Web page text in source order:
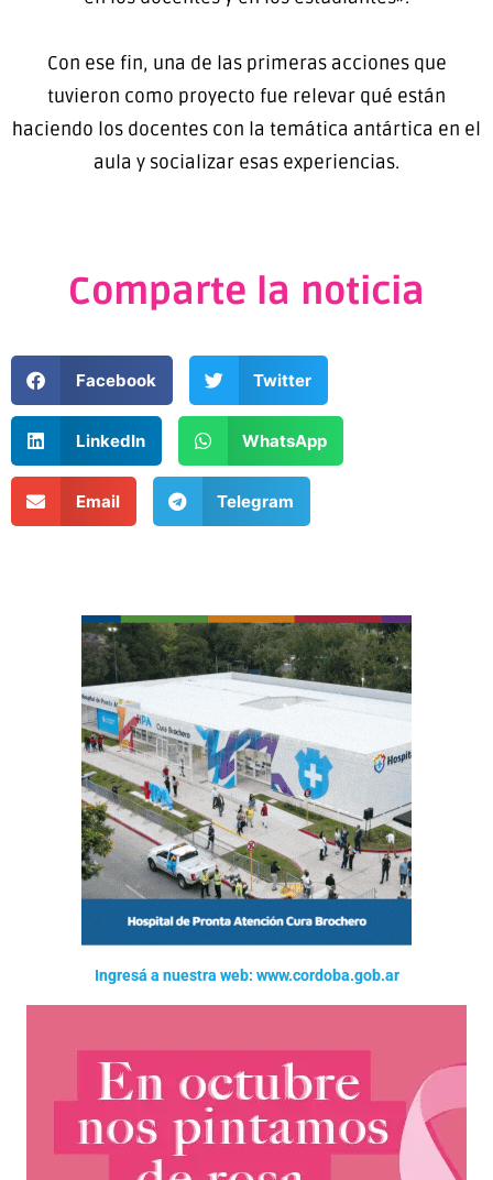
Con ese fin, una de las primeras acciones que
tuvieron como proyecto fue relevar qué están
haciendo los docentes con la temática antártica en el
aula y socializar esas experiencias.
Comparte la noticia
Facebook Twitter
LinkedIn WhatsApp
Email Telegram
Ingresá a nuestra web: www.cordoba.gob.ar